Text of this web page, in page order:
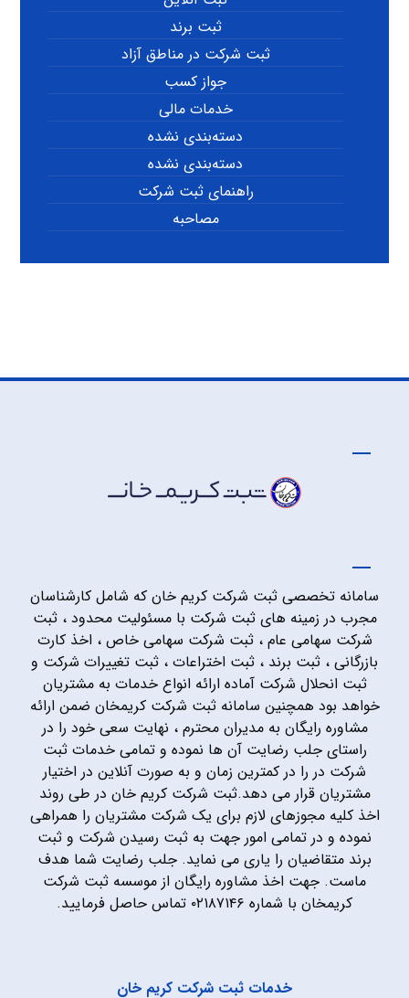
ثبت برند
ثبت شرکت در مناطق آزاد
جواز کسب
خدمات مالی
دسته‌بندی نشده
دسته‌بندی نشده
راهنمای ثبت شرکت
مصاحبه
سامانه تخصصی ثبت شرکت کریم خان که شامل کارشناسان
مجرب در زمینه های ثبت شرکت با مسئولیت محدود ، ثبت
شرکت سهامی عام ، ثبت شرکت سهامی خاص ، اخذ کارت
بازرگانی ، ثبت برند ، ثبت اختراعات ، ثبت تغییرات شرکت و
ثبت انحلال شرکت آماده ارائه انواع خدمات به مشتریان
خواهد بود همچنین سامانه ثبت شرکت کریمخان ضمن ارائه
مشاوره رایگان به مدیران محترم ، نهایت سعی خود را در
راستای جلب رضایت آن ها نموده و تمامی خدمات ثبت
شرکت در را در کمترین زمان و به صورت آنلاین در اختیار
مشتریان قرار می دهد.ثبت شرکت کریم خان در طی روند
اخذ کلیه مجوزهای لازم برای یک شرکت مشتریان را همراهی
نموده و در تمامی امور جهت به ثبت رسیدن شرکت و ثبت
برند متقاضیان را یاری می نماید. جلب رضایت شما هدف
ماست. جهت اخذ مشاوره رایگان از موسسه ثبت شرکت
کریمخان با شماره ۰۲۱۸۷۱۴۶ تماس حاصل فرمایید.
خدمات ثبت شرکت کریم خان